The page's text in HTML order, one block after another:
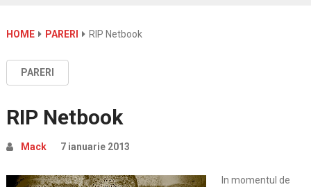
HOME PARERI RIP Netbook
PARERI
RIP Netbook
Mack 7 ianuarie 2013
In momentul de